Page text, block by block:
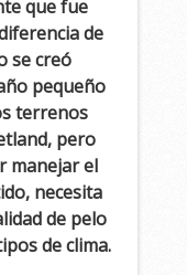
que fue
de
se creó
pequeño
terrenos
pero
manejar el
necesita
de pelo
de clima.